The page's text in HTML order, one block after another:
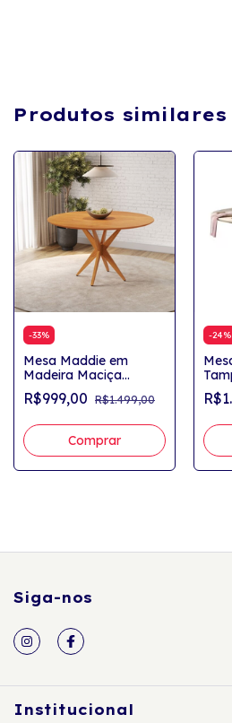
Produtos similares
-33%
Mesa Maddie em
Madeira Maciça
Tampo Redondo
R$999,00 R$1.499,00
-24%
Siga-nos
Institucional